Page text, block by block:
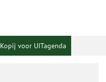
Kopij voor UITagenda